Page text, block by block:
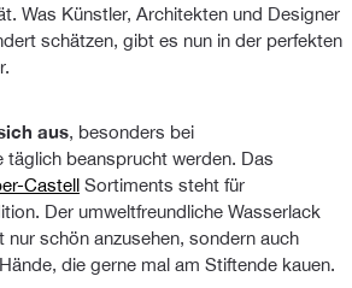
Was Künstler, Architekten und Designer
schätzen, gibt es nun in der perfekten
aus, besonders bei
täglich beansprucht werden. Das
Castell Sortiments steht für
Der umweltfreundliche Wasserlack
nur schön anzusehen, sondern auch
die gerne mal am Stiftende kauen.